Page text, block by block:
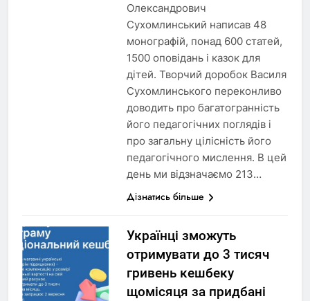
Олександрович
Сухомлинський написав 48
монографій, понад 600 статей,
1500 оповідань і казок для
дітей. Творчий доробок Василя
Сухомлинського переконливо
доводить про багатогранність
його педагогічних поглядів і
про загальну цілісність його
педагогічного мислення. В цей
день ми відзначаємо 213…
Дізнатись більше
Українці зможуть
отримувати до 3 тисяч
гривень кешбеку
щомісяця за придбані